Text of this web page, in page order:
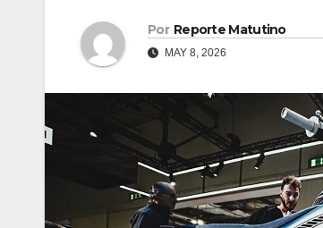
Por Reporte Matutino
MAY 8, 2026